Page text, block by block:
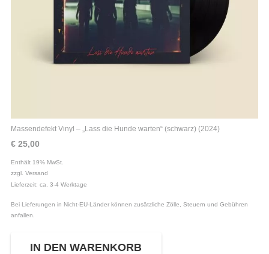
Massendefekt Vinyl – „Lass die Hunde warten“ (schwarz) (2024)
€ 25,00
Enthält 19% MwSt.
zzgl. Versand
Lieferzeit: ca. 3-4 Werktage
Bei Lieferungen in Nicht-EU-Länder können zusätzliche Zölle, Steuern und Gebühren
anfallen.
IN DEN WARENKORB